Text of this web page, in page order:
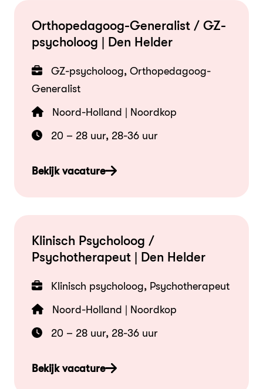
Orthopedagoog-Generalist / GZ-
psycholoog | Den Helder
GZ-psycholoog, Orthopedagoog-
Generalist
Noord-Holland | Noordkop
20 – 28 uur, 28-36 uur
Bekijk vacature
Klinisch Psycholoog /
Psychotherapeut | Den Helder
Klinisch psycholoog, Psychotherapeut
Noord-Holland | Noordkop
20 – 28 uur, 28-36 uur
Bekijk vacature